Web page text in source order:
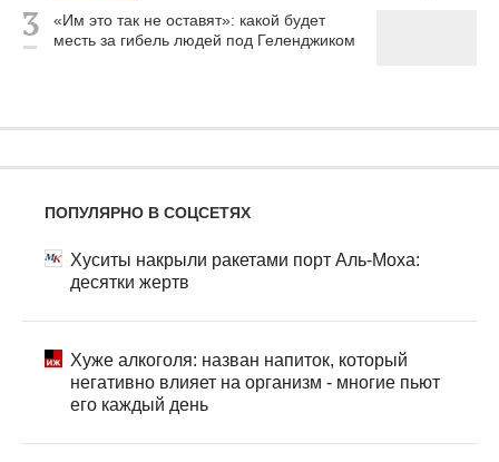
«Им это так не оставят»: какой будет
месть за гибель людей под Геленджиком
ПОПУЛЯРНО В СОЦСЕТЯХ
Хуситы накрыли ракетами порт Аль-Моха:
десятки жертв
Хуже алкоголя: назван напиток, который
негативно влияет на организм - многие пьют
его каждый день